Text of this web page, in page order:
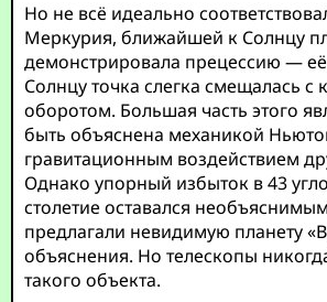
Но не всё идеально
Меркурия, ближайшей к Солнцу
демонстрировала прецессию —
Солнцу точка слегка смещалась с
оборотом. Большая часть этого
быть объяснена механикой
гравитационным воздействием
Однако упорный избыток в 43
столетие оставался
предлагали невидимую планету
объяснения. Но телескопы
такого объекта.